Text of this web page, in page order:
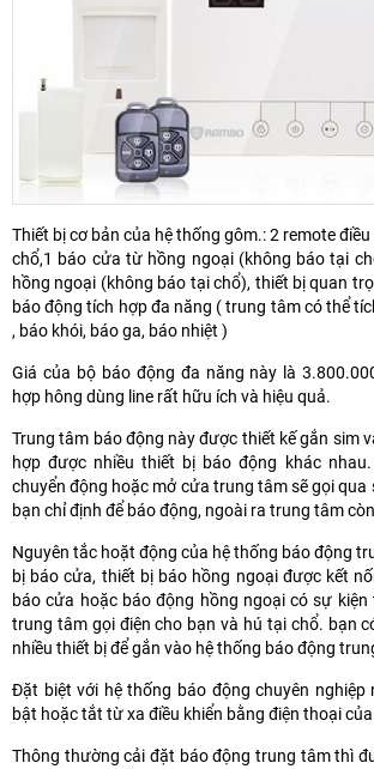
Thiết bị cơ bản của hệ thống gôm.: 2 remote
chổ,1 báo cửa từ hồng ngoại (không báo tại
hồng ngoại (không báo tại chổ), thiết bị quan
báo động tích hợp đa năng ( trung tâm có thể
, báo khói, báo ga, báo nhiệt )
Giá của bộ báo động đa năng này là
hợp hông dùng line rất hữu ích và hiệu quả.
Trung tâm báo động này được thiết kế gắn sim
hợp được nhiều thiết bị báo động khác
chuyển động hoặc mở cửa trung tâm sẽ gọi qua
bạn chỉ định để báo động, ngoài ra trung tâm
Nguyên tắc hoặt động của hệ thống báo động
bị báo cửa, thiết bị báo hồng ngoại được kết
báo cửa hoặc báo động hồng ngoại có sự kiện
trung tâm gọi điện cho bạn và hú tại chổ. bạn
nhiều thiết bị để gắn vào hệ thống báo động
Đặt biệt với hệ thống báo động chuyên nghiệp
bật hoặc tắt từ xa điều khiển bằng điện thoại
Thông thường cải đặt báo động trung tâm thì